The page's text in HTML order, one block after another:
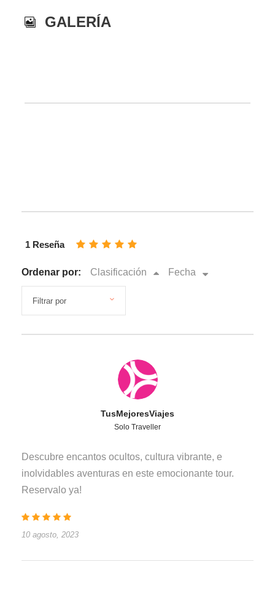
GALERÍA
1 Reseña
Ordenar por: Clasificación Fecha
TusMejoresViajes
Solo Traveller
Descubre encantos ocultos, cultura vibrante, e
inolvidables aventuras en este emocionante tour.
Reservalo ya!
10 agosto, 2023